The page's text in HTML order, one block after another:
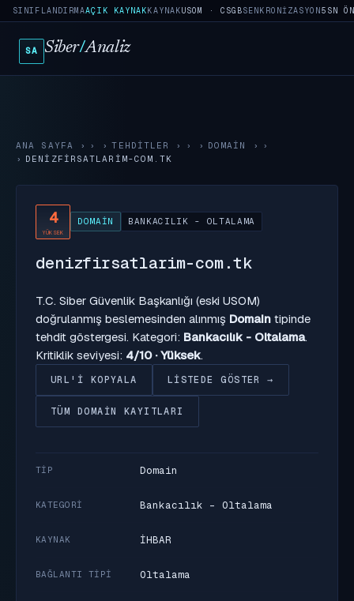
SINIFLANDIRMAAÇIK KAYNAKKAYNAKUSOM · CSGBSENKRONIZASYON5SN
SA Siber/Analiz
ANA SAYFA › TEHDITLER › DOMAIN
›
DENIZFIRSATLARIM-COM.TK
4
YÜKSEK
DOMAIN BANKACILIK - OLTALAMA
denizfirsatlarim-com.tk
T.C. Siber Güvenlik Başkanlığı (eski USOM)
doğrulanmış beslemesinden alınmış Domain tipinde
tehdit göstergesi. Kategori: Bankacılık - Oltalama.
Kritiklik seviyesi: 4/10 · Yüksek.
URL'I KOPYALA LISTEDE GÖSTER →
TÜM DOMAIN KAYITLARI
TIP Domain
KATEGORI Bankacılık - Oltalama
KAYNAK İHBAR
BAĞLANTI TIPI Oltalama